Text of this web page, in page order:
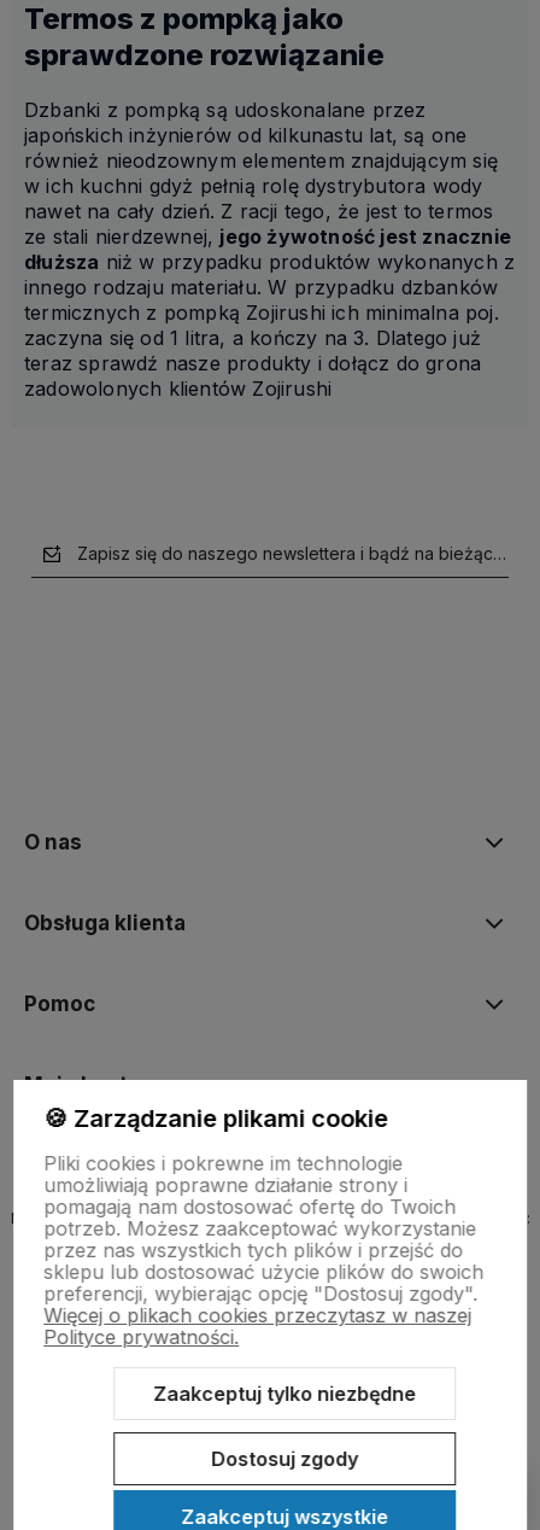
Termos z pompką jako
sprawdzone rozwiązanie
Dzbanki z pompką są udoskonalane przez
japońskich inżynierów od kilkunastu lat, są one
również nieodzownym elementem znajdującym się
w ich kuchni gdyż pełnią rolę dystrybutora wody
nawet na cały dzień. Z racji tego, że jest to termos
ze stali nierdzewnej, jego żywotność jest znacznie
dłuższa niż w przypadku produktów wykonanych z
innego rodzaju materiału. W przypadku dzbanków
termicznych z pompką Zojirushi ich minimalna poj.
zaczyna się od 1 litra, a kończy na 3. Dlatego już
teraz sprawdź nasze produkty i dołącz do grona
zadowolonych klientów Zojirushi
Zapisz się do naszego newslettera i bądź na bieżąco z
O nas
Obsługa klienta
Pomoc
Moje konto
Nazwa organu prowadzącego rejestr, do którego wpisana jest firma:
MINISTER ROZWOJU, PRACY I TECHNOLOGII
Sklep internetowy Shoper.pl Szablon Shoper Modern 3.0™
🍪 Zarządzanie plikami cookie
Pliki cookies i pokrewne im technologie
umożliwiają poprawne działanie strony i
pomagają nam dostosować ofertę do Twoich
potrzeb. Możesz zaakceptować wykorzystanie
przez nas wszystkich tych plików i przejść do
sklepu lub dostosować użycie plików do swoich
preferencji, wybierając opcję "Dostosuj zgody".
Więcej o plikach cookies przeczytasz w naszej
Polityce prywatności.
Zaakceptuj tylko niezbędne
Dostosuj zgody
Zaakceptuj wszystkie